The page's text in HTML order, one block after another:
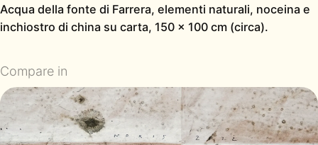
Acqua della fonte di Farrera, elementi naturali, noceina e
inchiostro di china su carta, 150 × 100 cm (circa).
Compare in